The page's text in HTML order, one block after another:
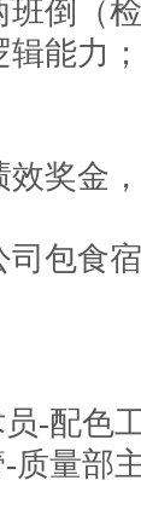
班倒（
能力；
效奖金
司包食
-配色
质量部